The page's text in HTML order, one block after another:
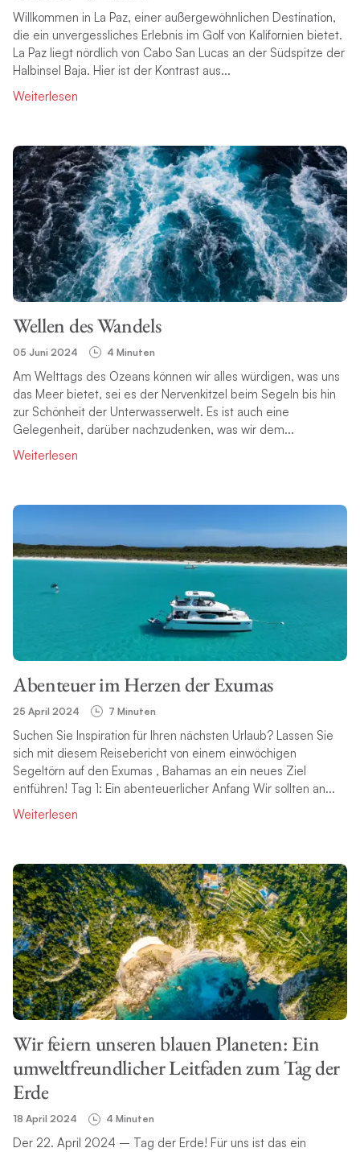
Willkommen in La Paz, einer außergewöhnlichen Destination,
die ein unvergessliches Erlebnis im Golf von Kalifornien bietet.
La Paz liegt nördlich von Cabo San Lucas an der Südspitze der
Halbinsel Baja. Hier ist der Kontrast aus...
Weiterlesen
Wellen des Wandels
05 Juni 2024 4 Minuten
Am Welttags des Ozeans können wir alles würdigen, was uns
das Meer bietet, sei es der Nervenkitzel beim Segeln bis hin
zur Schönheit der Unterwasserwelt. Es ist auch eine
Gelegenheit, darüber nachzudenken, was wir dem...
Weiterlesen
Abenteuer im Herzen der Exumas
25 April 2024 7 Minuten
Suchen Sie Inspiration für Ihren nächsten Urlaub? Lassen Sie
sich mit diesem Reisebericht von einem einwöchigen
Segeltörn auf den Exumas , Bahamas an ein neues Ziel
entführen! Tag 1: Ein abenteuerlicher Anfang Wir sollten an...
Weiterlesen
Wir feiern unseren blauen Planeten: Ein
umweltfreundlicher Leitfaden zum Tag der
Erde
18 April 2024 4 Minuten
Der 22. April 2024 – Tag der Erde! Für uns ist das ein